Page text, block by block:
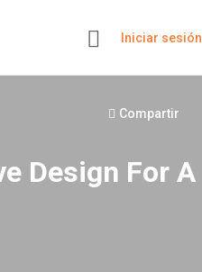
Iniciar sesión
Compartir
Design For A